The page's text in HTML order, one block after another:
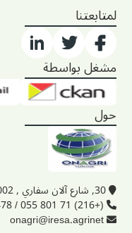
لمتابعتنا
مشغل بواسطة
حول
30, شارع آلان سفاري , 1002 تونس
(+216) 71 801 055 / 478 "
onagri@iresa.agrinet